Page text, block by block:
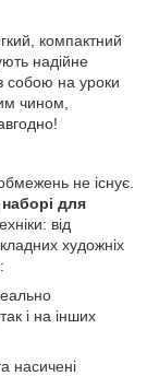
компактний
надійне
собою на уроки
чином,
не існує.
наборі для
від
художніх
і на інших
насичені